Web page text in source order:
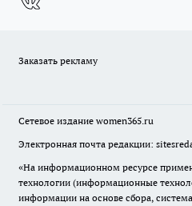
Заказать рекламу
Сетевое издание women365.ru
Электронная почта редакции:
«На информационном ресурсе
технологии (информационные
информации на основе сбора,